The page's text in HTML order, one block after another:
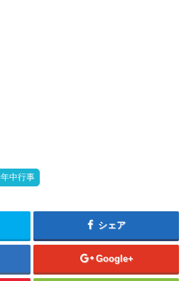
年中行事
シェア
Google+